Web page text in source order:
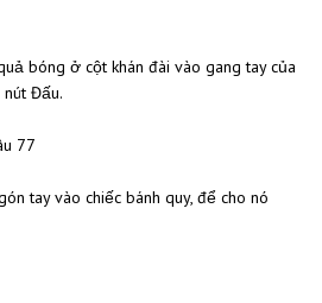
bóng ở cột khán đài vào gang tay của
Đấu.
77
tay vào chiếc bánh quy, để cho nó